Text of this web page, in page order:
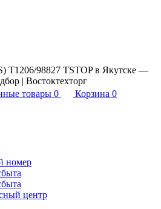
Т1206/98827 TSTOP в Якутске —
| Востоктехторг
товары 0 Корзина 0
номер
центр